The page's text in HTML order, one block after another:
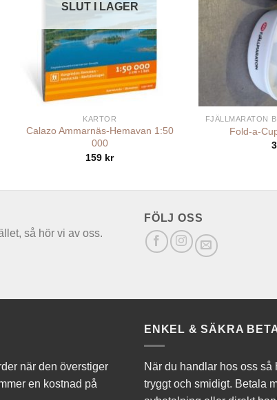
SLUT I LAGER
KARTOR
Calazo Ammarnäs-Hemavan 1:50
000
159 kr
Fold-a-
så hör vi av oss.
FÖLJ OSS
när den överstiger
en kostnad på
ENKEL & SÄKRA
När du handlar hos oss så
tryggt och smidigt. Betala